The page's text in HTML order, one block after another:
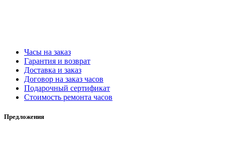
Часы на заказ
Гарантия и возврат
Доставка и заказ
Договор на заказ часов
Подарочный сертификат
Стоимость ремонта часов
Предложения